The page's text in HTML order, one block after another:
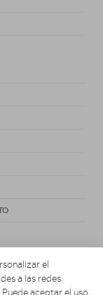
el
a las redes
aceptar el uso